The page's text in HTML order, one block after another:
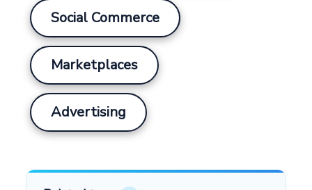
Social Commerce
Marketplaces
Advertising